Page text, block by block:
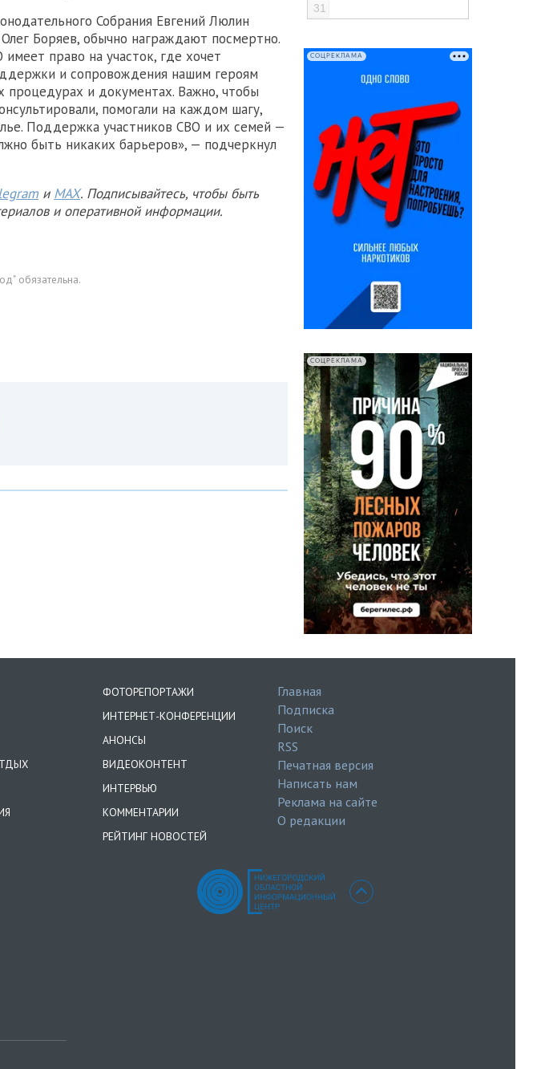
Собрания Евгений Люлин
Боряев, обычно награждают посмертно.
право на участок, где хочет
и сопровождения нашим героям
и документах. Важно, чтобы
помогали на каждом шагу,
Поддержка участников СВО и их семей —
быть никаких барьеров», — подчеркнул
и MAX. Подписывайтесь, чтобы быть
и оперативной информации.
обязательна.
31
СОЦРЕКЛАМА
СОЦРЕКЛАМА
ФОТОРЕПОРТАЖИ
ИНТЕРНЕТ-КОНФЕРЕНЦИИ
АНОНСЫ
ВИДЕОКОНТЕНТ
ИНТЕРВЬЮ
КОММЕНТАРИИ
РЕЙТИНГ НОВОСТЕЙ
Главная
Подписка
Поиск
RSS
Печатная версия
Написать нам
Реклама на сайте
О редакции